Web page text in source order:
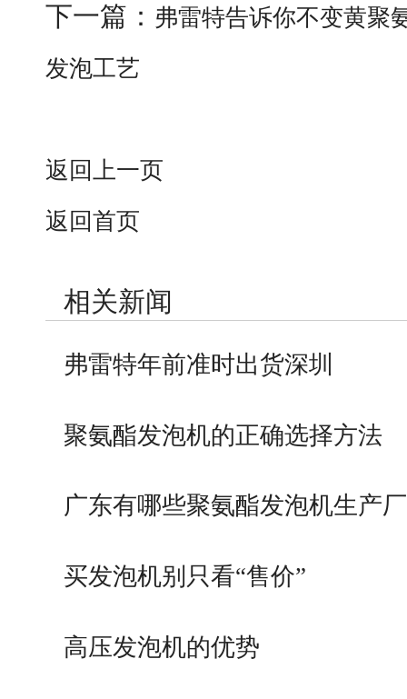
下一篇： 弗雷特告诉你不变黄聚
发泡工艺
返回上一页
返回首页
相关新闻
弗雷特年前准时出货深圳
聚氨酯发泡机的正确选择方法
广东有哪些聚氨酯发泡机生产
买发泡机别只看“售价”
高压发泡机的优势